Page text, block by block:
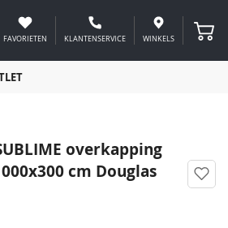
FAVORIETEN KLANTENSERVICE WINKELS
overkapping
cm Douglas